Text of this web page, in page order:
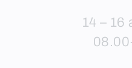
14 – 16